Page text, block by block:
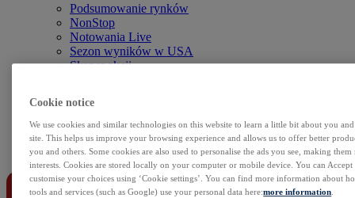
Podsumowanie rynków
NonStop
Notowania Live
Sezon wyników w USA
Skaner akcji
Sentyment Klientów
Rolowania
Kontakt
Cookie notice
We use cookies and similar technologies on this website to learn a little bit about you
site. This helps us improve your browsing experience and allows us to offer better
you and others. Some cookies are also used to personalise the ads you see, making
interests. Cookies are stored locally on your computer or mobile device. You can
customise your choices using ‘Cookie settings’. You can find more information about
tools and services (such as Google) use your personal data here:more information